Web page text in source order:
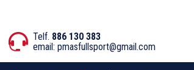
Telf. 886 130 383
email: pmasfullsport@gmail.com